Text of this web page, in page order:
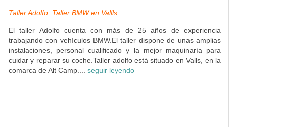
Taller Adolfo, Taller BMW en Vallls
El taller Adolfo cuenta con más de 25 años de experiencia
trabajando con vehículos BMW.El taller dispone de unas amplias
instalaciones, personal cualificado y la mejor maquinaría para
cuidar y reparar su coche.Taller adolfo está situado en Valls, en la
comarca de Alt Camp.... seguir leyendo